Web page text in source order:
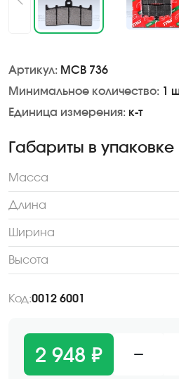
Артикул: MCB 736
Минимальное количество: 1
Единица измерения: к-т
Габариты в упаковке
Масса
Длина
Ширина
Высота
Код:0012 6001
2 948 ₽